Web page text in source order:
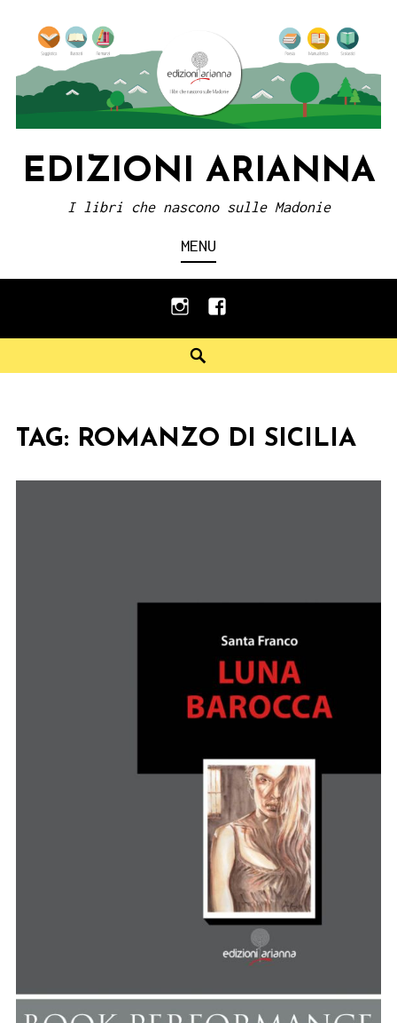
content
EDIZIONI ARIANNA
I libri che nascono sulle Madonie
MENU
instagramfacebook
TAG: ROMANZO DI SICILIA